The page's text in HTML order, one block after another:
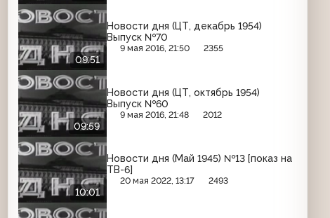
09:51
Новости дня (ЦТ, декабрь 1954)
Выпуск №70
9 мая 2016, 21:50 2355
09:59
Новости дня (ЦТ, октябрь 1954)
Выпуск №60
9 мая 2016, 21:48 2012
10:01
Новости дня (Май 1945) №13 [показ на
ТВ-6]
20 мая 2022, 13:17 2493